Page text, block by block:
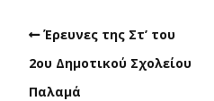
Έρευνες της Στ’ του
2ου Δημοτικού Σχολείου
Παλαμά